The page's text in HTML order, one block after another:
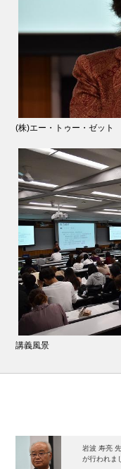
(株)エー・トゥー・ゼット
講義風景
岩波 寿亮
が行われま